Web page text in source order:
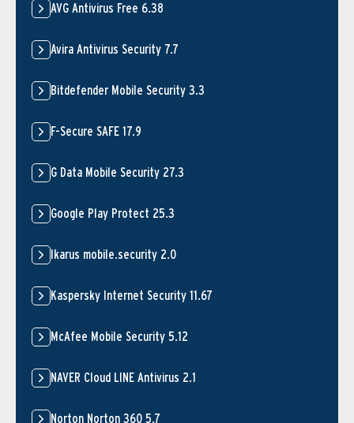
AVG Antivirus Free 6.38
Avira Antivirus Security 7.7
Bitdefender Mobile Security 3.3
F-Secure SAFE 17.9
G Data Mobile Security 27.3
Google Play Protect 25.3
Ikarus mobile.security 2.0
Kaspersky Internet Security 11.67
McAfee Mobile Security 5.12
NAVER Cloud LINE Antivirus 2.1
Norton Norton 360 5.7